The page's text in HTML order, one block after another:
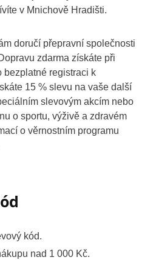
v Mnichově Hradišti.
doručí přepravní společnosti
zdarma získáte při
bezplatné registraci k
15 % slevu na vaše další
slevovým akcím nebo
o sportu, výživě a zdravém
o věrnostním programu
kód.
nad 1 000 Kč.